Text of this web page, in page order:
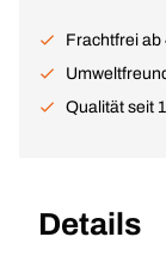
Frachtfrei ab
Qualität seit
Details